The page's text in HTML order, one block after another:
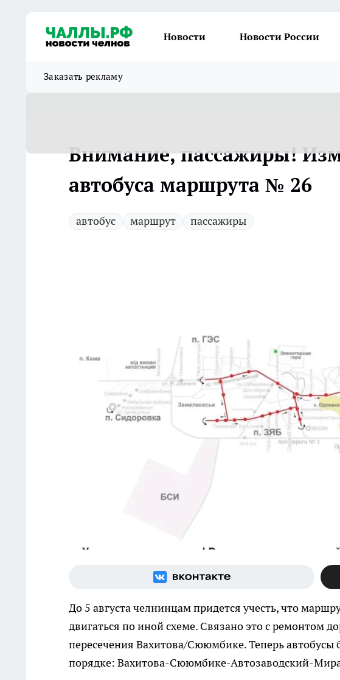
Новости Новости России
Заказать рекламу
Внимание, пассажиры!
автобуса маршрута № 26
автобус маршрут пассажиры
До 5 августа челнинцам придется учесть, что
двигаться по иной схеме. Связано это с ремонтом
пересечения Вахитова/Сююмбике. Теперь автобусы
порядке: Вахитова-Сююмбике-Автозаводский-